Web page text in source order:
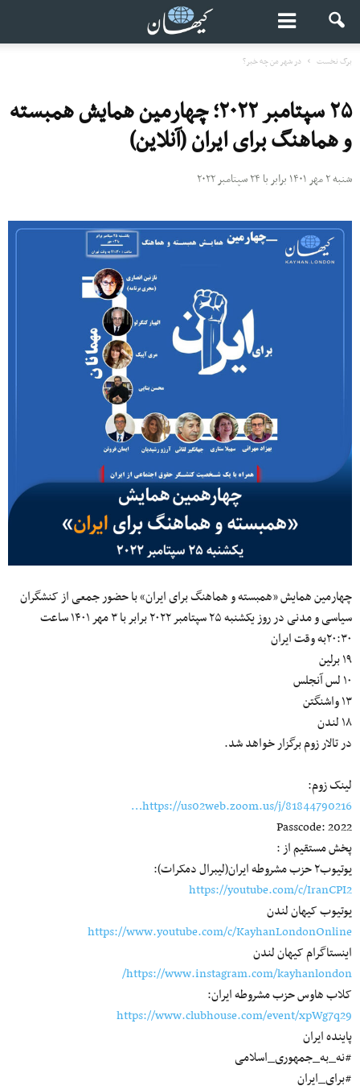
برگ نخست در شهر من چه خبر؟
۲۵ سپتامبر ۲۰۲۲؛ چهارمین همایش همبسته
و هماهنگ برای ایران (آنلاین)
شنبه ۲ مهر ۱۴۰۱ برابر با ۲۴ سپتامبر ۲۰۲۲
چهارمین همایش «همبسته و هماهنگ برای ایران» با حضور جمعی از کنشگران
سیاسی و مدنی در روز یکشنبه ۲۵ سپتامبر ۲۰۲۲ برابر با ۳ مهر ۱۴۰۱ ساعت
۲۰:۳۰به وقت ایران
۱۹ برلین
۱۰ لس آنجلس
۱۳ واشنگتن
۱۸ لندن
در تالار زوم برگزار خواهد شد.
لینک زوم:
https://us02web.zoom.us/j/81844790216…
Passcode: 2022
پخش مستقیم از :
یوتیوب۲ حزب مشروطه ایران(لیبرال دمکرات):
https://youtube.com/c/IranCPI2
یوتیوب کیهان لندن
https://www.youtube.com/c/KayhanLondonOnline
اینستاگرام کیهان لندن
https://www.instagram.com/kayhanlondon/
کلاب هاوس حزب مشروطه ایران:
https://www.clubhouse.com/event/xpWg7q29
پاینده ایران
#نه_به_جمهوری_اسلامی
#برای_ایران